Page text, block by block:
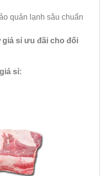
quản lạnh sâu chuẩn
giá sỉ ưu đãi cho đối
sỉ: